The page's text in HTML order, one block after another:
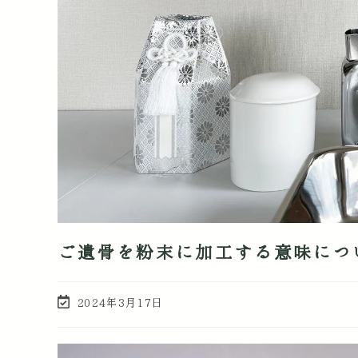
ご遺骨を粉末に加工する意味につ
2024年3月17日